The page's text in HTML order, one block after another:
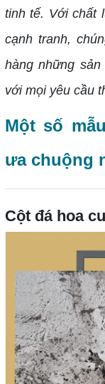
tinh tế. Với chất
cạnh tranh,
hàng những
với mọi yêu cầu
Một số
ưa chuộng
Cột đá hoa